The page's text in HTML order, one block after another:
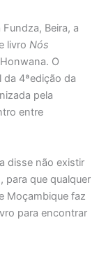
Beira, a
livro Nós
O
4ªedição da
pela
entre
disse não existir
para que qualquer
Moçambique faz
para encontrar